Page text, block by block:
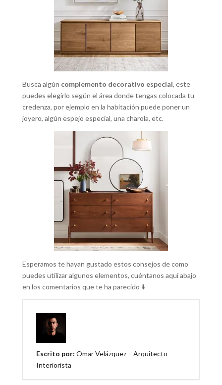
Busca algún complemento decorativo especial, este
puedes elegirlo según el área donde tengas colocada tu
credenza, por ejemplo en la habitación puede poner un
joyero, algún espejo especial, una charola, etc.
Esperamos te hayan gustado estos consejos de como
puedes utilizar algunos elementos, cuéntanos aquí abajo
en los comentarios que te ha parecido ⬇️
Escrito por: Omar Velázquez – Arquitecto
Interiorista